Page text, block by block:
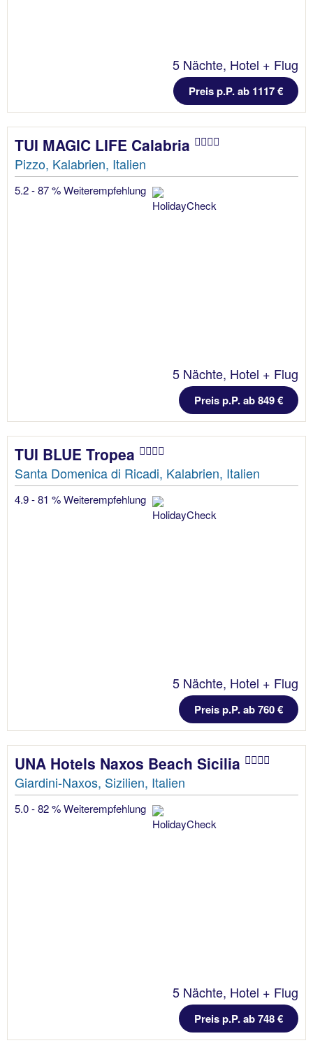
5 Nächte, Hotel + Flug
Preis p.P. ab 1117 €
TUI MAGIC LIFE Calabria
Pizzo, Kalabrien, Italien
5.2 - 87 % Weiterempfehlung
5 Nächte, Hotel + Flug
Preis p.P. ab 849 €
TUI BLUE Tropea
Santa Domenica di Ricadi, Kalabrien, Italien
4.9 - 81 % Weiterempfehlung
5 Nächte, Hotel + Flug
Preis p.P. ab 760 €
UNA Hotels Naxos Beach Sicilia
Giardini-Naxos, Sizilien, Italien
5.0 - 82 % Weiterempfehlung
5 Nächte, Hotel + Flug
Preis p.P. ab 748 €